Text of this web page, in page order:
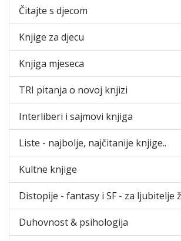
Čitajte s djecom
Knjige za djecu
Knjiga mjeseca
TRI pitanja o novoj knjizi
Interliberi i sajmovi knjiga
Liste - najbolje, najčitanije knjige..
Kultne knjige
Distopije - fantasy i SF - za ljubitelje
Duhovnost & psihologija